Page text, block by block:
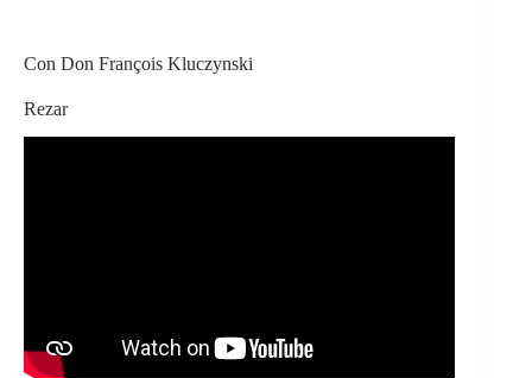
Con Don François Kluczynski
Rezar